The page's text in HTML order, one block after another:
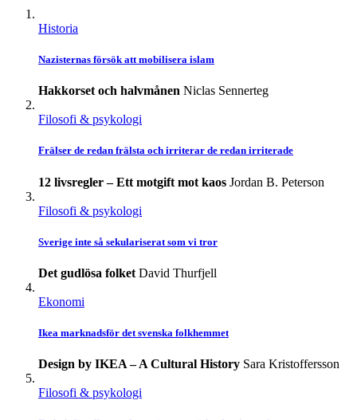
Historia
Nazisternas försök att mobilisera islam
Hakkorset och halvmånen Niclas Sennerteg
Filosofi & psykologi
Frälser de redan frälsta och irriterar de redan irriterade
12 livsregler – Ett motgift mot kaos Jordan B. Peterson
Filosofi & psykologi
Sverige inte så sekulariserat som vi tror
Det gudlösa folket David Thurfjell
Ekonomi
Ikea marknadsför det svenska folkhemmet
Design by IKEA – A Cultural History Sara Kristoffersson
Filosofi & psykologi